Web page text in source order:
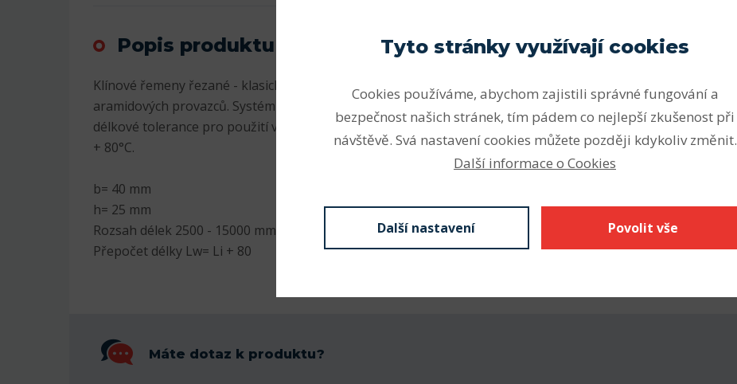
Popis produktu
Klínové řemeny řezané - klasické profil E s tažnou částí z PES nebo
aramidových provazců. Systém L=L (od 1000 mm Li) garantuje přesné
délkové tolerance pro použití v sadě. Odolnost vůči teplotám od -30 do
+ 80°C.
b= 40 mm
h= 25 mm
Rozsah délek 2500 - 15000 mm
Přepočet délky Lw= Li + 80
Parametry
Profil
Šířka profilu (mm)
Vnější délka La (mm)
Máte dotaz k produktu?
Tyto stránky využívají cookies
Cookies používáme, abychom zajistili správné fungování a
bezpečnost našich stránek, tím pádem co nejlepší zkušenost při
návštěvě. Svá nastavení cookies můžete později kdykoliv změnit.
Další informace o Cookies
Další nastavení Povolit vše